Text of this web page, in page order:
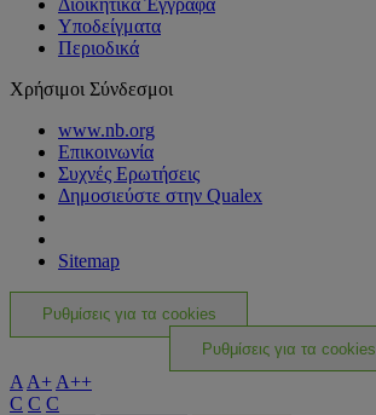
Διοικητικά Έγγραφα
Υποδείγματα
Περιοδικά
Χρήσιμοι Σύνδεσμοι
www.nb.org
Επικοινωνία
Συχνές Ερωτήσεις
Δημοσιεύστε στην Qualex
Sitemap
Ρυθμίσεις για τα cookies
Ρυθμίσεις για τα cookies
A A+ A++
C C C